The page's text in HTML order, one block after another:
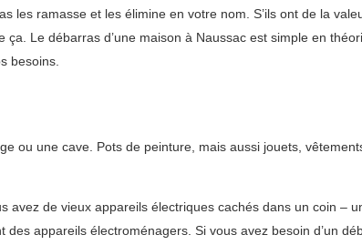
ramasse et les élimine en votre nom. S’ils ont de la
Le débarras d’une maison à Naussac est simple en
besoins.
ou une cave. Pots de peinture, mais aussi jouets,
de vieux appareils électriques cachés dans un coin –
appareils électroménagers. Si vous avez besoin d’un